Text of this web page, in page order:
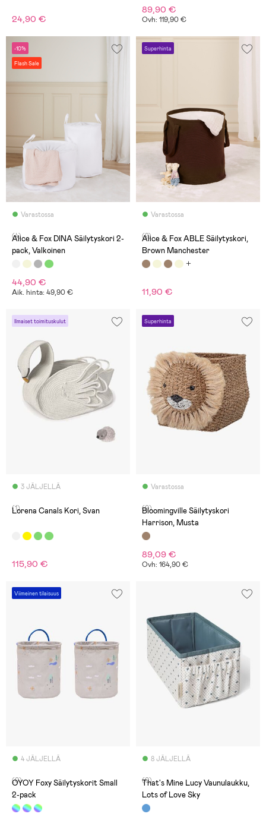
24,90 €
89,90 €
Ovh: 119,90 €
-10%
Flash Sale
Varastossa
(4)
Alice & Fox DINA Säilytyskori 2-
pack, Valkoinen
44,90 €
Aik. hinta: 49,90 €
Superhinta
Varastossa
(2)
Alice & Fox ABLE Säilytyskori,
Brown Manchester
11,90 €
Ilmaiset toimituskulut
3 JÄLJELLÄ
(1)
Lorena Canals Kori, Svan
115,90 €
Superhinta
Varastossa
(0)
Bloomingville Säilytyskori
Harrison, Musta
89,09 €
Ovh: 164,90 €
Viimeinen tilaisuus
4 JÄLJELLÄ
(0)
OYOY Foxy Säilytyskorit Small
2-pack
8 JÄLJELLÄ
(0)
That's Mine Lucy Vaunulaukku,
Lots of Love Sky